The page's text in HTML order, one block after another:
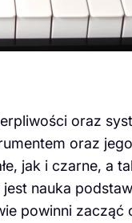
oraz
oraz
jak i czarne, a
jest nauka
powinni zacząć